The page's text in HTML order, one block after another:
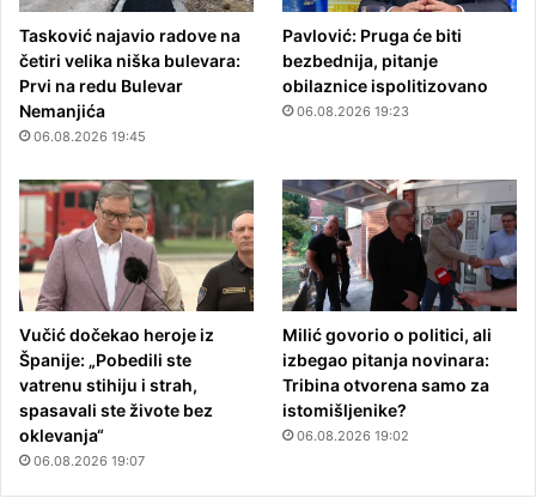
Tasković najavio radove na
četiri velika niška bulevara:
Prvi na redu Bulevar
Nemanjića
06.08.2026 19:45
Pavlović: Pruga će biti
bezbednija, pitanje
obilaznice ispolitizovano
06.08.2026 19:23
Vučić dočekao heroje iz
Španije: „Pobedili ste
vatrenu stihiju i strah,
spasavali ste živote bez
oklevanja“
06.08.2026 19:07
Milić govorio o politici, ali
izbegao pitanja novinara:
Tribina otvorena samo za
istomišljenike?
06.08.2026 19:02